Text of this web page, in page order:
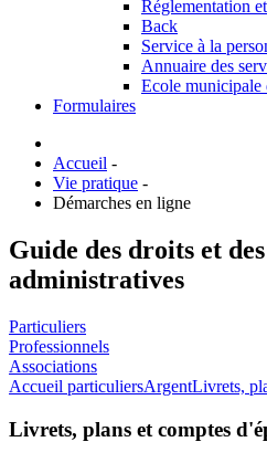
Réglementation
Back
Service à la
Annuaire des
Ecole municipale
Formulaires
Accueil -
Vie pratique -
Démarches en ligne
Guide des droits et
administratives
Particuliers
Professionnels
Associations
Accueil particuliersArgentLivrets,
Livrets, plans et comptes